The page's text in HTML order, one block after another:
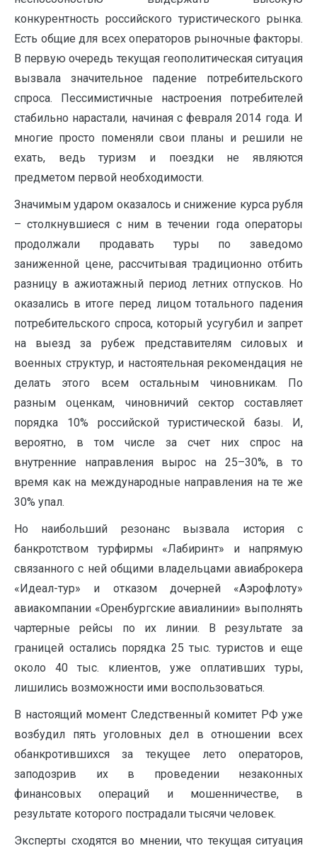
конкурентность российского туристического рынка.
Есть общие для всех операторов рыночные факторы.
В первую очередь текущая геополитическая ситуация
вызвала значительное падение потребительского
спроса. Пессимистичные настроения потребителей
стабильно нарастали, начиная с февраля 2014 года. И
многие просто поменяли свои планы и решили не
ехать, ведь туризм и поездки не являются
предметом первой необходимости.
Значимым ударом оказалось и снижение курса рубля
– столкнувшиеся с ним в течении года операторы
продолжали продавать туры по заведомо
заниженной цене, рассчитывая традиционно отбить
разницу в ажиотажный период летних отпусков. Но
оказались в итоге перед лицом тотального падения
потребительского спроса, который усугубил и запрет
на выезд за рубеж представителям силовых и
военных структур, и настоятельная рекомендация не
делать этого всем остальным чиновникам. По
разным оценкам, чиновничий сектор составляет
порядка 10% российской туристической базы. И,
вероятно, в том числе за счет них спрос на
внутренние направления вырос на 25–30%, в то
время как на международные направления на те же
30% упал.
Но наибольший резонанс вызвала история с
банкротством турфирмы «Лабиринт» и напрямую
связанного с ней общими владельцами авиаброкера
«Идеал-тур» и отказом дочерней «Аэрофлоту»
авиакомпании «Оренбургские авиалинии» выполнять
чартерные рейсы по их линии. В результате за
границей остались порядка 25 тыс. туристов и еще
около 40 тыс. клиентов, уже оплативших туры,
лишились возможности ими воспользоваться.
В настоящий момент Следственный комитет РФ уже
возбудил пять уголовных дел в отношении всех
обанкротившихся за текущее лето операторов,
заподозрив их в проведении незаконных
финансовых операций и мошенничестве, в
результате которого пострадали тысячи человек.
Эксперты сходятся во мнении, что текущая ситуация